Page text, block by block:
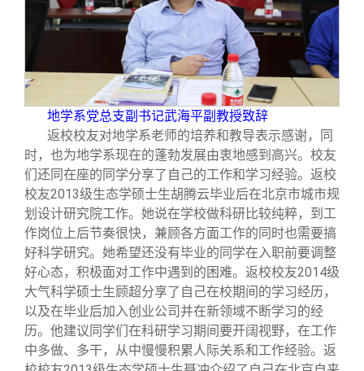
地学系党总支副书记武海平副教授致辞
返校校友对地学系老师的培养和教导表示感谢，同
时，也为地学系现在的蓬勃发展由衷地感到高兴。校友
们还同在座的同学分享了自己的工作和学习经验。返校
校友2013级生态学硕士生胡腾云毕业后在北京市城市规
划设计研究院工作。她说在学校做科研比较纯粹，到工
作岗位上后节奏很快，兼顾各方面工作的同时也需要搞
好科学研究。她希望还没有毕业的同学在入职前要调整
好心态，积极面对工作中遇到的困难。返校校友2014级
大气科学硕士生顾超分享了自己在校期间的学习经历，
以及在毕业后加入创业公司并在新领域不断学习的经
历。他建议同学们在科研学习期间要开阔视野，在工作
中多做、多干，从中慢慢积累人际关系和工作经验。返